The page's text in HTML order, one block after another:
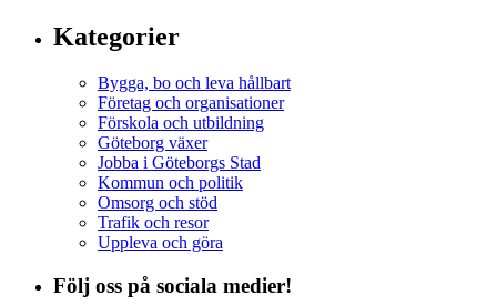
Kategorier
Bygga, bo och leva hållbart
Företag och organisationer
Förskola och utbildning
Göteborg växer
Jobba i Göteborgs Stad
Kommun och politik
Omsorg och stöd
Trafik och resor
Uppleva och göra
Följ oss på sociala medier!